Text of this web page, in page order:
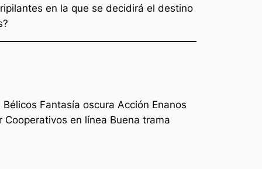
en la que se decidirá el destino
Fantasía oscura Acción Enanos
en línea Buena trama